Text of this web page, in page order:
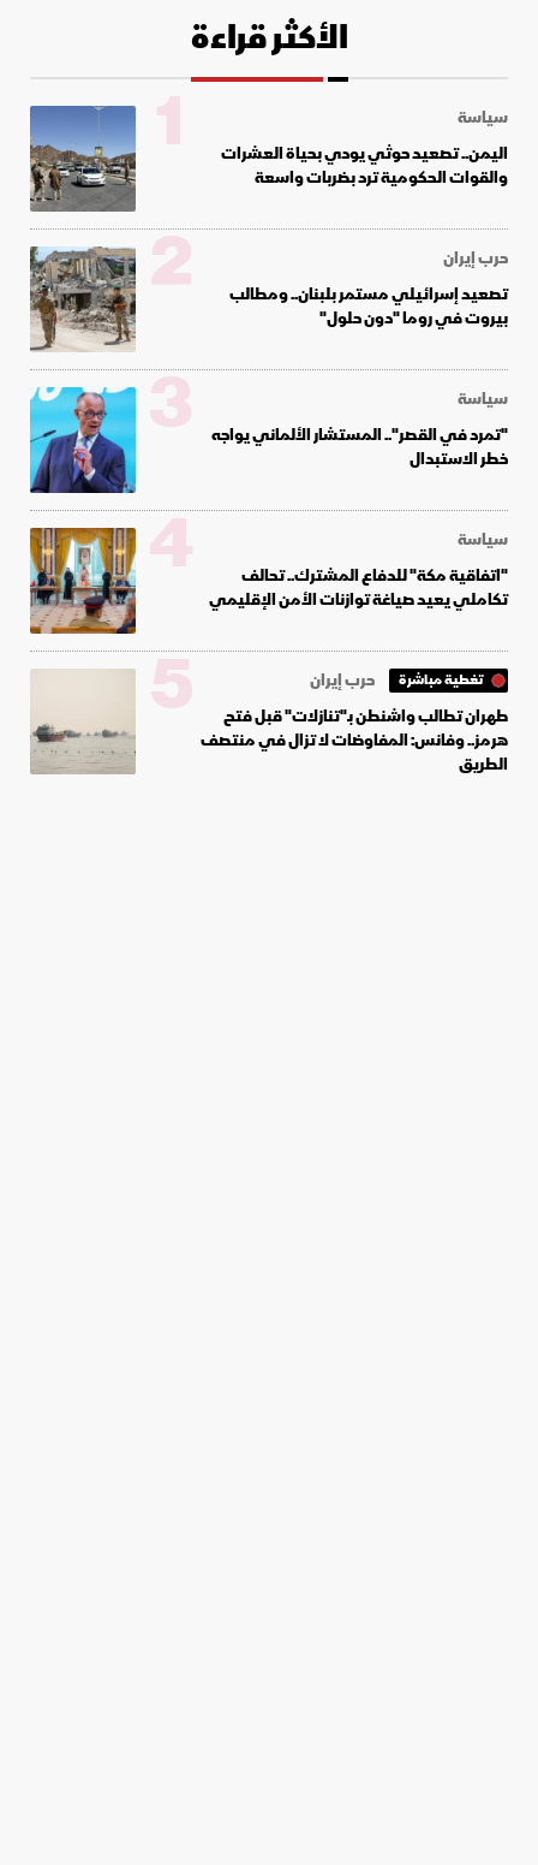
الأكثر قراءة
سياسة
اليمن.. تصعيد حوثي يودي بحياة العشرات
والقوات الحكومية ترد بضربات واسعة
1
حرب إيران
تصعيد إسرائيلي مستمر بلبنان.. ومطالب
بيروت في روما "دون حلول"
2
سياسة
"تمرد في القصر".. المستشار الألماني يواجه
خطر الاستبدال
3
سياسة
"اتفاقية مكة" للدفاع المشترك.. تحالف
تكاملي يعيد صياغة توازنات الأمن الإقليمي 4
تغطية مباشرة
حرب إيران
طهران تطالب واشنطن بـ"تنازلات" قبل فتح
هرمز.. وفانس: المفاوضات لا تزال في منتصف
الطريق
5